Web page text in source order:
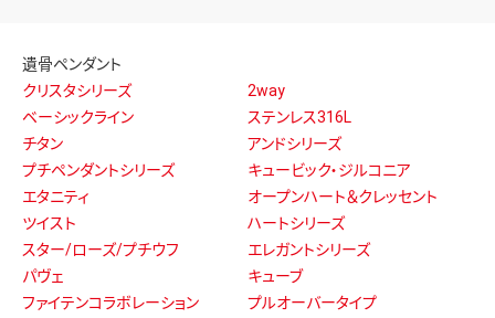
遺骨ペンダント
クリスタシリーズ
2way
ベーシックライン
ステンレス316L
チタン
アンドシリーズ
プチペンダントシリーズ
キュービック・ジルコニア
エタニティ
オープンハート＆クレッセント
ツイスト
ハートシリーズ
スター/ローズ/プチウフ
エレガントシリーズ
パヴェ
キューブ
ファイテンコラボレーション
プルオーバータイプ